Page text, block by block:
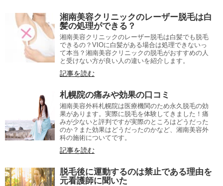
湘南美容クリニックのレーザー脱毛は白
髪の処理ができる？
湘南美容クリニックのレーザー脱毛は白髪でも脱毛
できるの？VIOに白髪がある場合は処理できないっ
て本当？湘南美容クリニックの脱毛がおすすめの人
と受けない方が良い人の違いを紹介します。
記事を読む
札幌院の痛みや効果の口コミ
湘南美容外科札幌院は医療機関のため永久脱毛の効
果があります。実際に脱毛を体験してきました！痛
みが少ないと評判ですが実際のところはどうだった
のか？また効果はどうだったのかなど、湘南美容外
科の施術についてです。
記事を読む
脱毛後に運動するのは禁止である理由を
元看護師に聞いた